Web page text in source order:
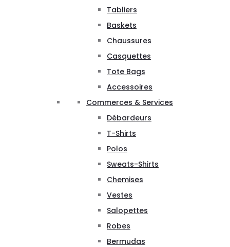
Tabliers
Baskets
Chaussures
Casquettes
Tote Bags
Accessoires
Commerces & Services
Débardeurs
T-Shirts
Polos
Sweats-Shirts
Chemises
Vestes
Salopettes
Robes
Bermudas